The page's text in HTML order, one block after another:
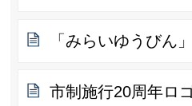
「みらいゆうびん
市制施行20周年ロ